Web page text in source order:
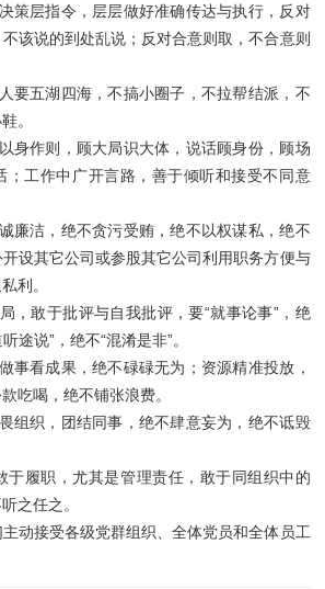
策层指令，层层做好准确传达与执行，反对
该说的到处乱说；反对合意则取，不合意则
要五湖四海，不搞小圈子，不拉帮结派，不
。
身作则，顾大局识大体，说话顾身份，顾场
；工作中广开言路，善于倾听和接受不同意
廉洁，绝不贪污受贿，绝不以权谋私，绝不
设其它公司或参股其它公司利用职务方便与
利。
，敢于批评与自我批评，要“就事论事”，绝
途说”，绝不“混淆是非”。
事看成果，绝不碌碌无为；资源精准投放，
吃喝，绝不铺张浪费。
组织，团结同事，绝不肆意妄为，绝不诋毁
于履职，尤其是管理责任，敢于同组织中的
之任之。
动接受各级党群组织、全体党员和全体员工